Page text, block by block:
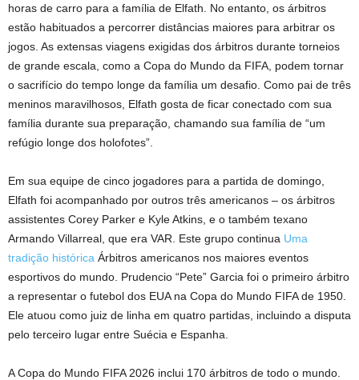
horas de carro para a família de Elfath. No entanto, os árbitros
estão habituados a percorrer distâncias maiores para arbitrar os
jogos. As extensas viagens exigidas dos árbitros durante torneios
de grande escala, como a Copa do Mundo da FIFA, podem tornar
o sacrifício do tempo longe da família um desafio. Como pai de três
meninos maravilhosos, Elfath gosta de ficar conectado com sua
família durante sua preparação, chamando sua família de “um
refúgio longe dos holofotes”.
Em sua equipe de cinco jogadores para a partida de domingo,
Elfath foi acompanhado por outros três americanos – os árbitros
assistentes Corey Parker e Kyle Atkins, e o também texano
Armando Villarreal, que era VAR. Este grupo continua Uma
tradição histórica Árbitros americanos nos maiores eventos
esportivos do mundo. Prudencio “Pete” Garcia foi o primeiro árbitro
a representar o futebol dos EUA na Copa do Mundo FIFA de 1950.
Ele atuou como juiz de linha em quatro partidas, incluindo a disputa
pelo terceiro lugar entre Suécia e Espanha.
A Copa do Mundo FIFA 2026 inclui 170 árbitros de todo o mundo.